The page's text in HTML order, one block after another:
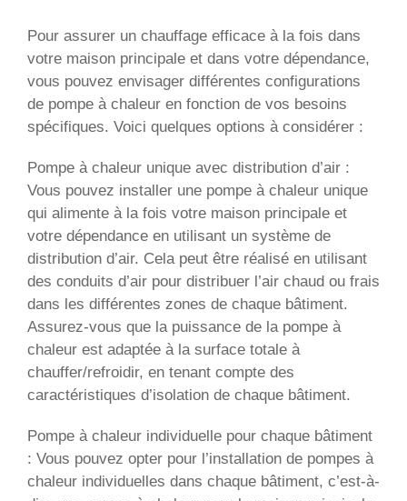
Pour assurer un chauffage efficace à la fois dans
votre maison principale et dans votre dépendance,
vous pouvez envisager différentes configurations
de pompe à chaleur en fonction de vos besoins
spécifiques. Voici quelques options à considérer :
Pompe à chaleur unique avec distribution d’air :
Vous pouvez installer une pompe à chaleur unique
qui alimente à la fois votre maison principale et
votre dépendance en utilisant un système de
distribution d’air. Cela peut être réalisé en utilisant
des conduits d’air pour distribuer l’air chaud ou frais
dans les différentes zones de chaque bâtiment.
Assurez-vous que la puissance de la pompe à
chaleur est adaptée à la surface totale à
chauffer/refroidir, en tenant compte des
caractéristiques d’isolation de chaque bâtiment.
Pompe à chaleur individuelle pour chaque bâtiment
: Vous pouvez opter pour l’installation de pompes à
chaleur individuelles dans chaque bâtiment, c’est-à-